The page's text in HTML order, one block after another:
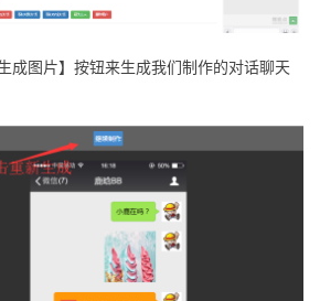
成图片】按钮来生成我们制作的对话聊天